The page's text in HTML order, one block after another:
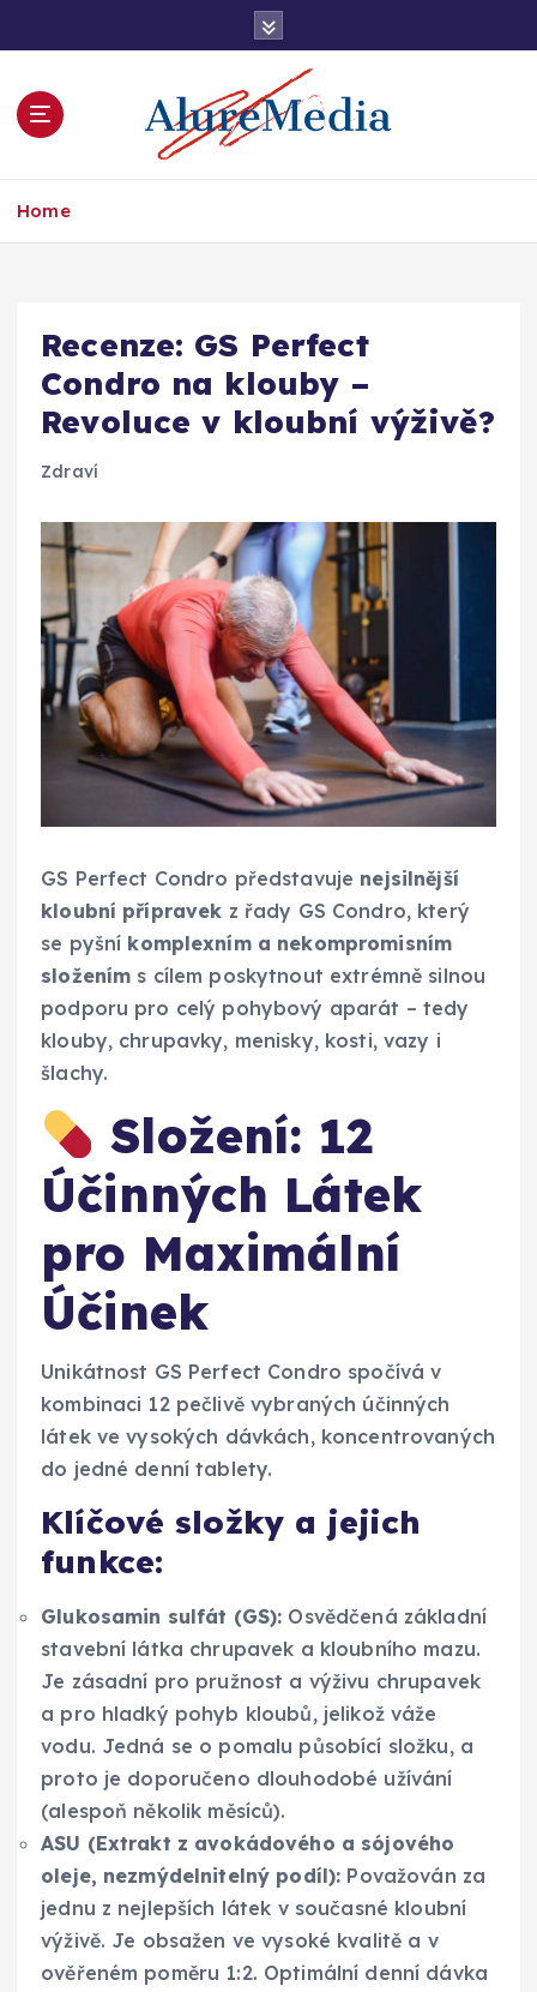
Home
Recenze: GS Perfect
Condro na klouby –
Revoluce v kloubní výživě?
Zdraví
GS Perfect Condro představuje nejsilnější
kloubní přípravek z řady GS Condro, který
se pyšní komplexním a nekompromisním
složením s cílem poskytnout extrémně silnou
podporu pro celý pohybový aparát – tedy
klouby, chrupavky, menisky, kosti, vazy i
šlachy.
Složení: 12
Účinných Látek
pro Maximální
Účinek
Unikátnost GS Perfect Condro spočívá v
kombinaci 12 pečlivě vybraných účinných
látek ve vysokých dávkách, koncentrovaných
do jedné denní tablety.
Klíčové složky a jejich
funkce:
Glukosamin sulfát (GS): Osvědčená základní
stavební látka chrupavek a kloubního mazu.
Je zásadní pro pružnost a výživu chrupavek
a pro hladký pohyb kloubů, jelikož váže
vodu. Jedná se o pomalu působící složku, a
proto je doporučeno dlouhodobé užívání
(alespoň několik měsíců).
ASU (Extrakt z avokádového a sójového
oleje, nezmýdelnitelný podíl): Považován za
jednu z nejlepších látek v současné kloubní
výživě. Je obsažen ve vysoké kvalitě a v
ověřeném poměru 1:2. Optimální denní dávka